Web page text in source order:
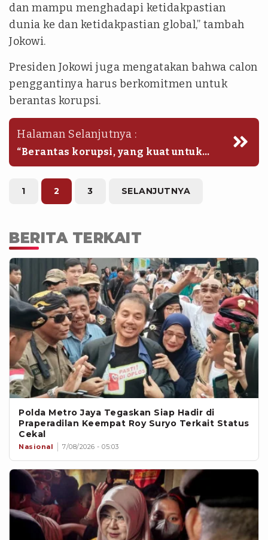
dan mampu menghadapi ketidakpastian
dunia ke dan ketidakpastian global,” tambah
Jokowi.
Presiden Jokowi juga mengatakan bahwa calon
penggantinya harus berkomitmen untuk
berantas korupsi.
Halaman Selanjutnya :
“Berantas korupsi, yang kuat untuk
merawat demokrasi,” tambahnya. (saa)
1 2 3 SELANJUTNYA
BERITA TERKAIT
Polda Metro Jaya Tegaskan Siap Hadir di
Praperadilan Keempat Roy Suryo Terkait Status
Cekal
Nasional 7/08/2026 - 05:03